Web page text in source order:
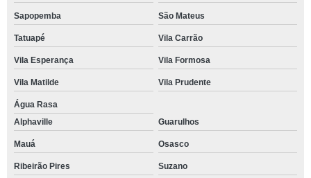
Sapopemba São Mateus
Tatuapé Vila Carrão
Vila Esperança Vila Formosa
Vila Matilde Vila Prudente
Água Rasa
Alphaville
Guarulhos
Mauá Osasco
Ribeirão Pires
Suzano